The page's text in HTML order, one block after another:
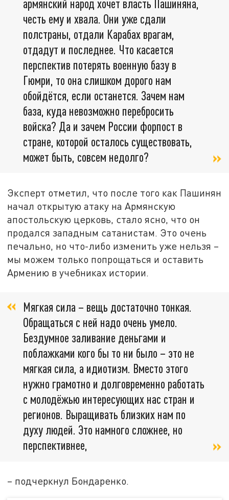
армянский народ хочет власть Пашиняна,
честь ему и хвала. Они уже сдали
полстраны, отдали Карабах врагам,
отдадут и последнее. Что касается
перспектив потерять военную базу в
Гюмри, то она слишком дорого нам
обойдётся, если останется. Зачем нам
база, куда невозможно перебросить
войска? Да и зачем России форпост в
стране, которой осталось существовать,
может быть, совсем недолго?
Эксперт отметил, что после того как Пашинян
начал открытую атаку на Армянскую
апостольскую церковь, стало ясно, что он
продался западным сатанистам. Это очень
печально, но что-либо изменить уже нельзя –
мы можем только попрощаться и оставить
Армению в учебниках истории.
Мягкая сила – вещь достаточно тонкая.
Обращаться с ней надо очень умело.
Бездумное заливание деньгами и
поблажками кого бы то ни было – это не
мягкая сила, а идиотизм. Вместо этого
нужно грамотно и долговременно работать
с молодёжью интересующих нас стран и
регионов. Выращивать близких нам по
духу людей. Это намного сложнее, но
перспективнее,
– подчеркнул Бондаренко.